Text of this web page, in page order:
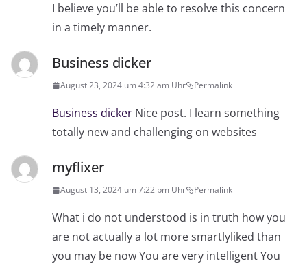
I believe you’ll be able to resolve this concern
in a timely manner.
Business dicker
August 23, 2024 um 4:32 am Uhr Permalink
Business dicker Nice post. I learn something
totally new and challenging on websites
myflixer
August 13, 2024 um 7:22 pm Uhr Permalink
What i do not understood is in truth how you
are not actually a lot more smartlyliked than
you may be now You are very intelligent You